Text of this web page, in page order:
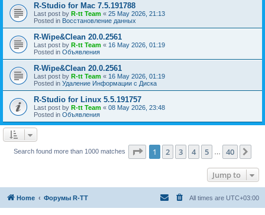
R-Studio for Mac 7.5.191788
Last post by R-tt Team « 25 May 2026, 21:13
Posted in Восстановление данных
R-Wipe&Clean 20.0.2561
Last post by R-tt Team « 16 May 2026, 01:19
Posted in Объявления
R-Wipe&Clean 20.0.2561
Last post by R-tt Team « 16 May 2026, 01:19
Posted in Удаление Информации с Диска
R-Studio for Linux 5.5.191757
Last post by R-tt Team « 08 May 2026, 23:48
Posted in Объявления
Search found more than 1000 matches Page 1of 40
1 2 3 4 5 40
Jump to
Home Форумы R-TT All times are UTC+03:00